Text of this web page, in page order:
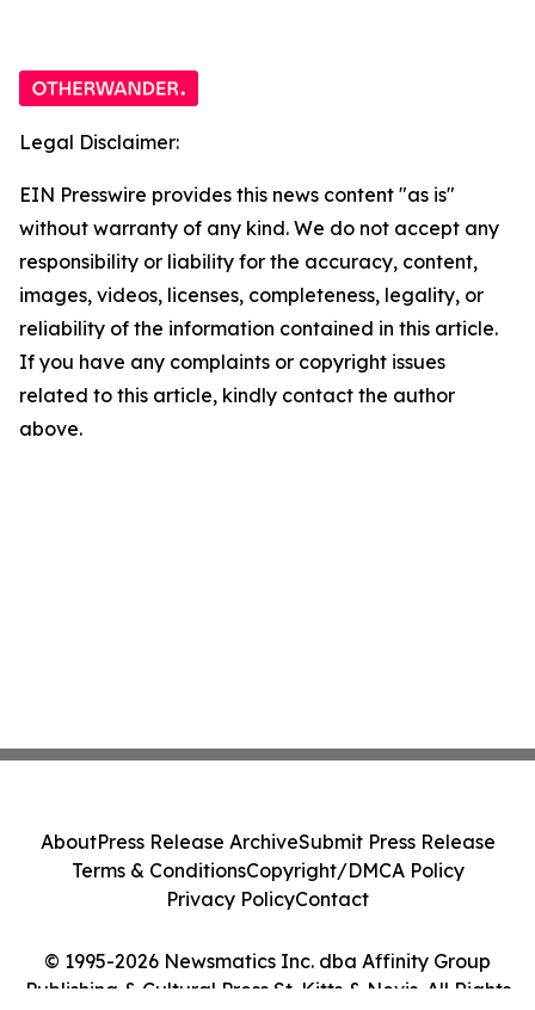
Legal Disclaimer:
EIN Presswire provides this news content "as is"
without warranty of any kind. We do not accept any
responsibility or liability for the accuracy, content,
images, videos, licenses, completeness, legality, or
reliability of the information contained in this article.
If you have any complaints or copyright issues
related to this article, kindly contact the author
above.
© 1995-2026 Newsmatics Inc. dba Affinity Group
Publishing & Cultural Press St. Kitts & Nevis. All Rights
AboutPress Release ArchiveSubmit Press Release
Terms & ConditionsCopyright/DMCA Policy
Privacy PolicyContact